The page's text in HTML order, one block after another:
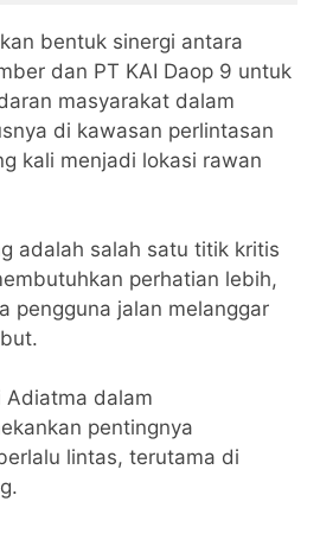
bentuk sinergi antara
dan PT KAI Daop 9 untuk
masyarakat dalam
di kawasan perlintasan
kali menjadi lokasi rawan
adalah salah satu titik kritis
perhatian lebih,
pengguna jalan melanggar
Adiatma dalam
pentingnya
lintas, terutama di